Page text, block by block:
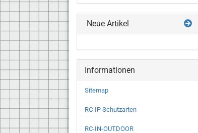
Neue Artikel
Informationen
Sitemap
RC-IP Schutzarten
RC-IN-OUTDOOR